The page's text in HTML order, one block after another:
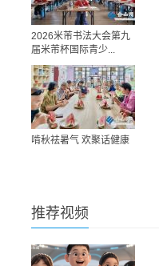
2026米芾书法大会第九
届米芾杯国际青少...
啃秋祛暑气 欢聚话健康
推荐视频